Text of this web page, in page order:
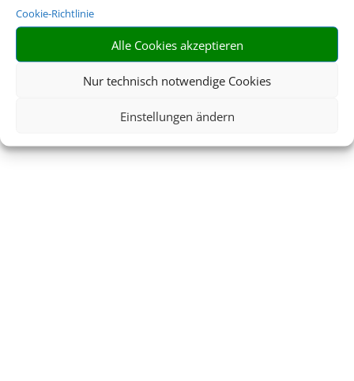
Cookie-Richtlinie
Alle Cookies akzeptieren
Nur technisch notwendige Cookies
Einstellungen ändern